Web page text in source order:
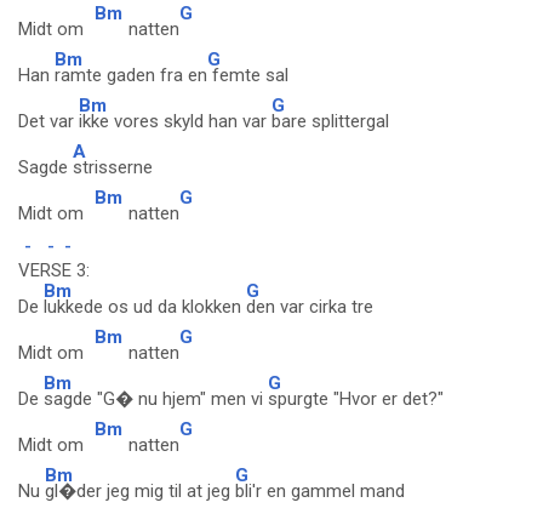
Midt om
Bm
natten
G
Han
Bm
ramte gaden fra en
G
femte sal
Det var
Bm
ikke vores skyld han var
G
bare splittergal
Sagde
A
strisserne
Midt om
Bm
natten
G
- - -
VERSE 3:
De
Bm
lukkede os ud da klokken
G
den var cirka tre
Midt om
Bm
natten
G
De
Bm
sagde "G� nu hjem" men vi
G
spurgte "Hvor er det?"
Midt om
Bm
natten
G
Nu
Bm
gl�der jeg mig til at jeg
G
bli'r en gammel mand